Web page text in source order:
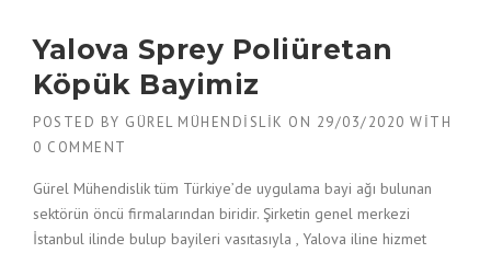
Yalova Sprey Poliüretan
Köpük Bayimiz
POSTED BY GÜREL MÜHENDISLIK ON 29/03/2020 WITH
0 COMMENT
Gürel Mühendislik tüm Türkiye’de uygulama bayi ağı bulunan
sektörün öncü firmalarından biridir. Şirketin genel merkezi
İstanbul ilinde bulup bayileri vasıtasıyla , Yalova iline hizmet